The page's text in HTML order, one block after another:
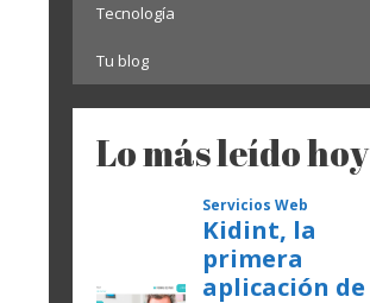
Tecnología
Tu blog
Lo más leído hoy